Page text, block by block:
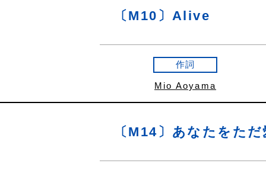
〔M10〕Alive
作詞
Mio Aoyama
〔M14〕あなたをた